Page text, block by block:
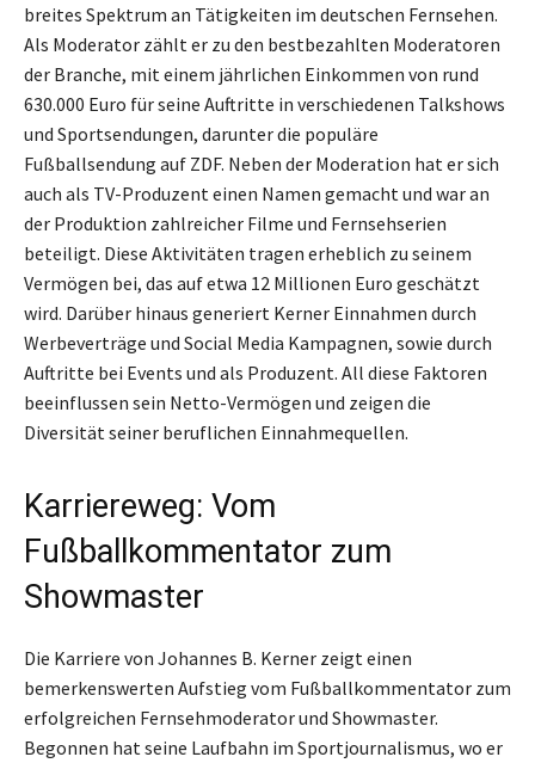
breites Spektrum an Tätigkeiten im deutschen Fernsehen.
Als Moderator zählt er zu den bestbezahlten Moderatoren
der Branche, mit einem jährlichen Einkommen von rund
630.000 Euro für seine Auftritte in verschiedenen Talkshows
und Sportsendungen, darunter die populäre
Fußballsendung auf ZDF. Neben der Moderation hat er sich
auch als TV-Produzent einen Namen gemacht und war an
der Produktion zahlreicher Filme und Fernsehserien
beteiligt. Diese Aktivitäten tragen erheblich zu seinem
Vermögen bei, das auf etwa 12 Millionen Euro geschätzt
wird. Darüber hinaus generiert Kerner Einnahmen durch
Werbeverträge und Social Media Kampagnen, sowie durch
Auftritte bei Events und als Produzent. All diese Faktoren
beeinflussen sein Netto-Vermögen und zeigen die
Diversität seiner beruflichen Einnahmequellen.
Karriereweg: Vom
Fußballkommentator zum
Showmaster
Die Karriere von Johannes B. Kerner zeigt einen
bemerkenswerten Aufstieg vom Fußballkommentator zum
erfolgreichen Fernsehmoderator und Showmaster.
Begonnen hat seine Laufbahn im Sportjournalismus, wo er